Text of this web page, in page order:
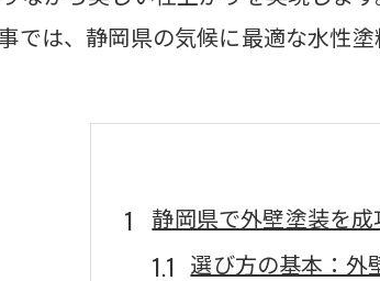
では、静岡県の気候に最適な水性
静岡県で外壁塗装を
選び方の基本：外